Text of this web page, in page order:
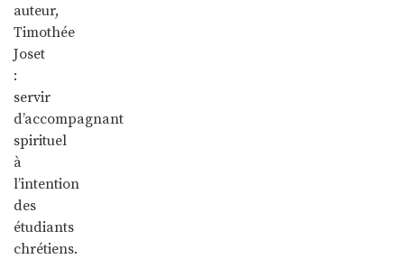
auteur,
Timothée
Joset
:
servir
d’accompagnant
spirituel
à
l’intention
des
étudiants
chrétiens.